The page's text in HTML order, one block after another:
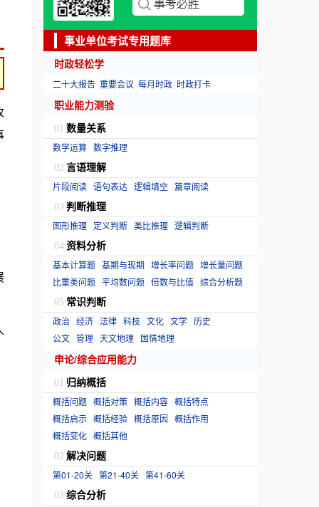
事业单位考试专用题库
时政轻松学
二十大报告 重要会议 每月时政 时政打卡
职业能力测验
01 数量关系
数学运算 数字推理
02 言语理解
片段阅读 语句表达 逻辑填空 篇章阅读
03 判断推理
图形推理 定义判断 类比推理 逻辑判断
04 资料分析
基本计算题 基期与现期 增长率问题 增长量问题
比重类问题 平均数问题 倍数与比值 综合分析题
05 常识判断
政治 经济 法律 科技 文化 文学 历史
公文 管理 天文地理 国情地理
申论/综合应用能力
01 归纳概括
概括问题 概括对策 概括内容 概括特点
概括启示 概括经验 概括原因 概括作用
概括变化 概括其他
02 解决问题
第01-20关 第21-40关 第41-60关
03 综合分析